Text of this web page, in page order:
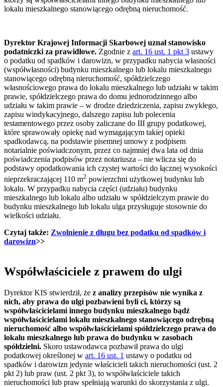
lokalu mieszkalnego stanowiącego odrębną nieruchomość.
Dyrektor Krajowej Informacji Skarbowej uznał stanowisko
podatniczki za prawidłowe. Zgodnie z art. 16 ust. 1 pkt 3 ustawy
o podatku od spadków i darowizn, w przypadku nabycia własności
(współwłasności) budynku mieszkalnego lub lokalu mieszkalnego
stanowiącego odrębną nieruchomość, spółdzielczego
własnościowego prawa do lokalu mieszkalnego lub udziału w takim
prawie, spółdzielczego prawa do domu jednorodzinnego albo
udziału w takim prawie – w drodze dziedziczenia, zapisu zwykłego,
zapisu windykacyjnego, dalszego zapisu lub polecenia
testamentowego przez osoby zaliczane do III grupy podatkowej,
które sprawowały opiekę nad wymagającym takiej opieki
spadkodawcą, na podstawie pisemnej umowy z podpisem
notarialnie poświadczonym, przez co najmniej dwa lata od dnia
poświadczenia podpisów przez notariusza – nie wlicza się do
podstawy opodatkowania ich czystej wartości do łącznej wysokości
nieprzekraczającej 110 m2 powierzchni użytkowej budynku lub
lokalu. W przypadku nabycia części (udziału) budynku
mieszkalnego lub lokalu albo udziału w spółdzielczym prawie do
budynku mieszkalnego lub lokalu ulga przysługuje stosownie do
wielkości udziału.
Czytaj także: Zwolnienie z długu bez podatku od spadków i
darowizn>>
Współwłaściciele z prawem do ulgi
Dyrektor KIS stwierdził, że z analizy przepisów nie wynika z
nich, aby prawa do ulgi pozbawieni byli ci, którzy są
współwłaścicielami innego budynku mieszkalnego bądź
współwłaścicielami lokalu mieszkalnego stanowiącego odrębną
nieruchomość albo współwłaścicielami spółdzielczego prawa do
lokalu mieszkalnego lub prawa do budynku w zasobach
spółdzielni. Skoro ustawodawca pozbawił prawa do ulgi
podatkowej określonej w art. 16 ust. 1 ustawy o podatku od
spadków i darowizn jedynie właścicieli takich nieruchomości (ust. 2
pkt 2) lub praw (ust. 2 pkt 3), to współwłaściciele takich
nieruchomości lub praw spełniają warunki do skorzystania z ulgi.